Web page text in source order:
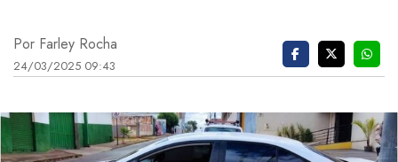
Por Farley Rocha
24/03/2025 09:43